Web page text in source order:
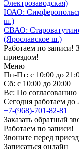
Электрозаводская)
ЮАО:
ш.)
СВАО:
(Ярославское ш.)
Работаем по записи!
приездом!
Меню
Пн-Пт: с 10:00 до
Сб: с 10:00 до 20:00
Вс: По согласованию
Сегодня работаем до
+7-(968)-701-82-81
Заказать обратный
Работаем по записи!
Звоните перед
Записаться онлайн